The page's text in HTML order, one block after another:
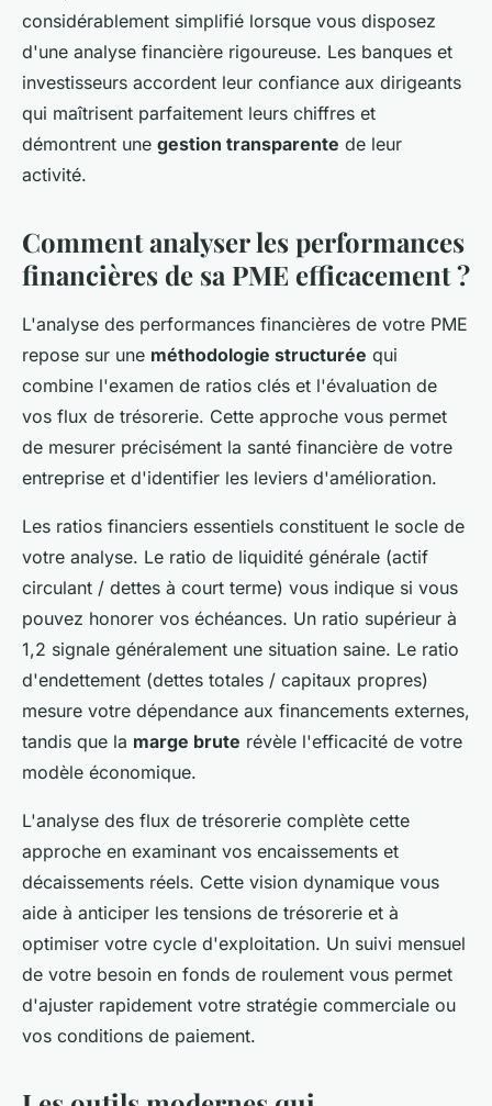
considérablement simplifié lorsque vous disposez
d'une analyse financière rigoureuse. Les banques et
investisseurs accordent leur confiance aux dirigeants
qui maîtrisent parfaitement leurs chiffres et
démontrent une gestion transparente de leur
activité.
Comment analyser les performances
financières de sa PME efficacement ?
L'analyse des performances financières de votre PME
repose sur une méthodologie structurée qui
combine l'examen de ratios clés et l'évaluation de
vos flux de trésorerie. Cette approche vous permet
de mesurer précisément la santé financière de votre
entreprise et d'identifier les leviers d'amélioration.
Les ratios financiers essentiels constituent le socle de
votre analyse. Le ratio de liquidité générale (actif
circulant / dettes à court terme) vous indique si vous
pouvez honorer vos échéances. Un ratio supérieur à
1,2 signale généralement une situation saine. Le ratio
d'endettement (dettes totales / capitaux propres)
mesure votre dépendance aux financements externes,
tandis que la marge brute révèle l'efficacité de votre
modèle économique.
L'analyse des flux de trésorerie complète cette
approche en examinant vos encaissements et
décaissements réels. Cette vision dynamique vous
aide à anticiper les tensions de trésorerie et à
optimiser votre cycle d'exploitation. Un suivi mensuel
de votre besoin en fonds de roulement vous permet
d'ajuster rapidement votre stratégie commerciale ou
vos conditions de paiement.